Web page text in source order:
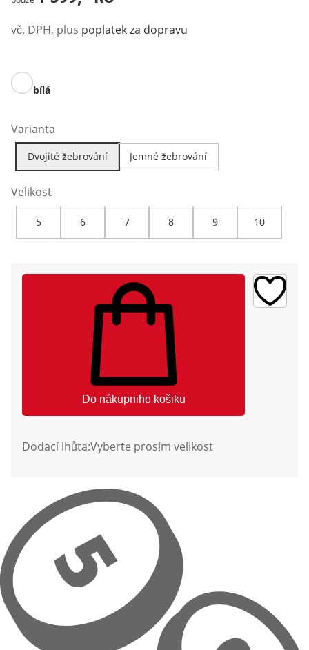
vč. DPH, plus poplatek za dopravu
bílá
Varianta
Dvojité žebrování Jemné žebrování
Velikost
5 6 7 8 9 10
Do nákupniho košiku
Dodací lhůta:Vyberte prosím velikost